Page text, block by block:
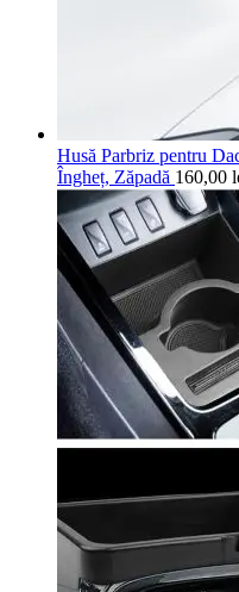
Husă Parbriz pentru
Îngheț, Zăpadă 160,00